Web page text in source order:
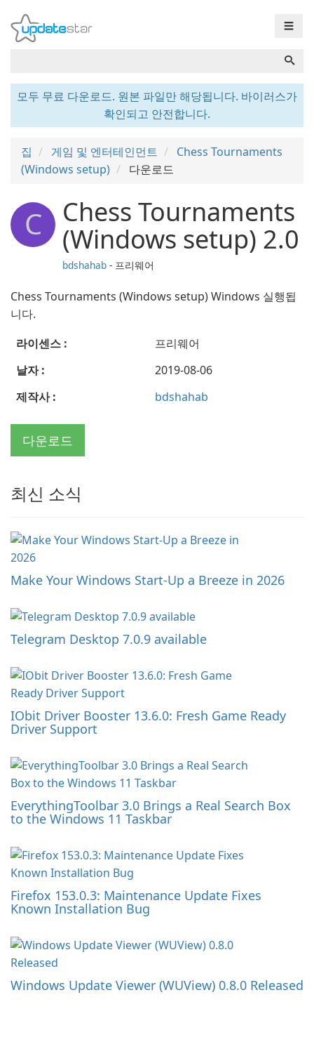
☰
모두 무료 다운로드. 원본 파일만 해당됩니다. 바이러스가
확인되고 안전합니다.
집 게임 및 엔터테인먼트
Chess Tournaments
(Windows setup)
다운로드
C Chess Tournaments
(Windows setup) 2.0
bdshahab - 프리웨어
Chess Tournaments (Windows setup) Windows 실행됩
니다.
라이센스 :
프리웨어
날자 :
2019-08-06
제작사 :
bdshahab
다운로드
최신 소식
Make Your Windows Start-Up a Breeze in 2026
Telegram Desktop 7.0.9 available
IObit Driver Booster 13.6.0: Fresh Game Ready
Driver Support
EverythingToolbar 3.0 Brings a Real Search Box
to the Windows 11 Taskbar
Firefox 153.0.3: Maintenance Update Fixes
Known Installation Bug
Windows Update Viewer (WUView) 0.8.0 Released